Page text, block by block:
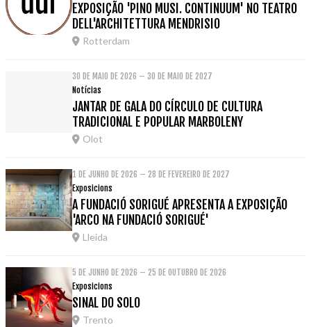
EXPOSIÇÃO 'PINO MUSI. CONTINUUM' NO TEATRO
DELL'ARCHITETTURA MENDRISIO
Rotterdam
30 DE MAIO DE 2026 – 30 DE MAIO DE 2027
Notícias
JANTAR DE GALA DO CÍRCULO DE CULTURA
TRADICIONAL E POPULAR MARBOLENY
Olot
1 DE JUNHO DE 2026 – 28 DE FEVEREIRO DE 2027
Exposicions
A FUNDACIÓ SORIGUÉ APRESENTA A EXPOSIÇÃO
'ARCO NA FUNDACIÓ SORIGUÉ'
Lleida
5 DE JUNHO DE 2026 – 25 DE OUTUBRO DE 2026
Exposicions
SINAL DO SOLO
Trento